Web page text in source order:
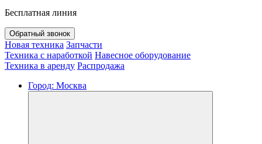
Бесплатная линия
Обратный звонок
Новая техника Запчасти
Техника с наработкой Навесное оборудование
Техника в аренду Распродажа
Город: Москва